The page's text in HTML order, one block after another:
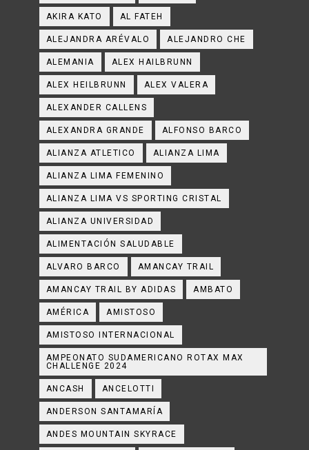
AKIRA KATO AL FATEH
ALEJANDRA ARÉVALO ALEJANDRO CHE
ALEMANIA ALEX HAILBRUNN
ALEX HEILBRUNN ALEX VALERA
ALEXANDER CALLENS
ALEXANDRA GRANDE ALFONSO BARCO
ALIANZA ATLETICO ALIANZA LIMA
ALIANZA LIMA FEMENINO
ALIANZA LIMA VS SPORTING CRISTAL
ALIANZA UNIVERSIDAD
ALIMENTACIÓN SALUDABLE
ALVARO BARCO AMANCAY TRAIL
AMANCAY TRAIL BY ADIDAS AMBATO
AMÉRICA AMISTOSO
AMISTOSO INTERNACIONAL
AMPEONATO SUDAMERICANO ROTAX MAX
CHALLENGE 2024
ANCASH ANCELOTTI
ANDERSON SANTAMARÍA
ANDES MOUNTAIN SKYRACE